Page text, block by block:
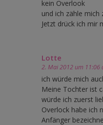
kein Overlook
und ich zähle mich
Jetzt drück ich mir
Lotte
2. Mai 2012 um 11:06
ich würde mich
Meine Tochter ist
würde ich zuerst
Overlock habe ich
Anfänger